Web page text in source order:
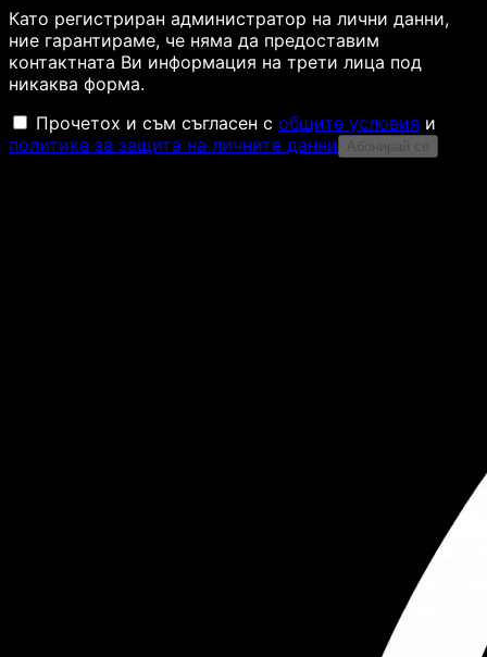
Като регистриран администратор на лични данни,
ние гарантираме, че няма да предоставим
контактната Ви информация на трети лица под
никаква форма.
Прочетох и съм съгласен с общите условия и
политика за защита на личните данни
Абонирай се